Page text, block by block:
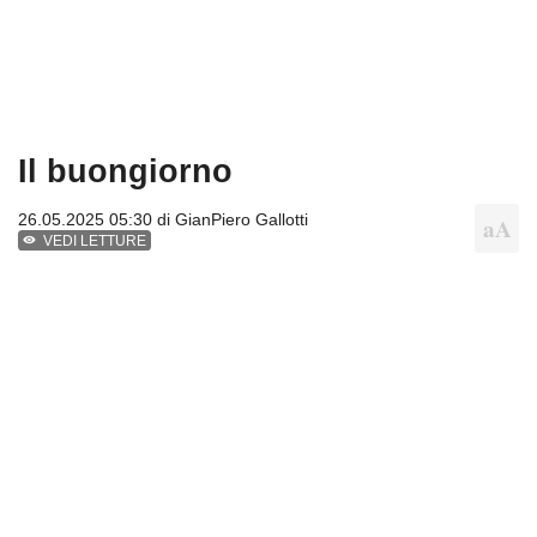
Il buongiorno
26.05.2025 05:30 di GianPiero Gallotti
VEDI LETTURE